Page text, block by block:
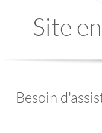
Site
Besoin